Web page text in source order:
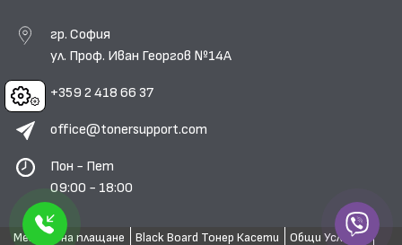
Cookies
гр. София
ул. Проф. Иван Георгов №14А
+359 2 418 66 37
office@tonersupport.com
Пон - Пет
09:00 - 18:00
Методи на плащане Black Board Тонер Касети Общи Условия